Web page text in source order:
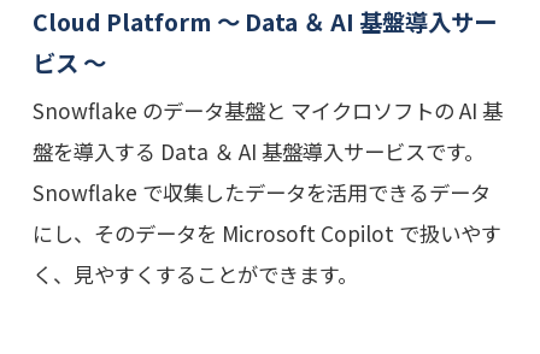
Cloud Platform ～ Data ＆ AI 基盤導入サー
ビス ～
Snowflake のデータ基盤と マイクロソフトの AI 基
盤を導入する Data ＆ AI 基盤導入サービスです。
Snowflake で収集したデータを活用できるデータ
にし、そのデータを Microsoft Copilot で扱いやす
く、見やすくすることができます。